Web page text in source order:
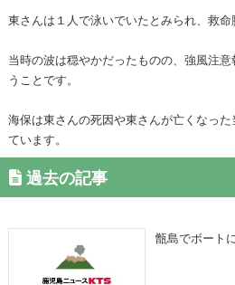
東さんは１人で泳いでいたとみられ、救命
当時の波は穏やかだったものの、強風注
うことです。
海保は東さんの死因や東さんが亡くなっ
ています。
過去の記事
甑島でボート